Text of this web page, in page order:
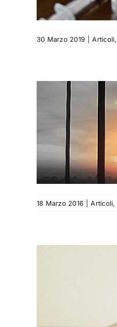
30 Marzo 2019 Articoli,
18 Marzo 2016 Articoli,